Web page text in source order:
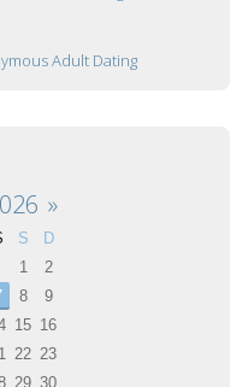
Adult Dating
»
S
D
1
2
8
9
15 16
22 23
29 30